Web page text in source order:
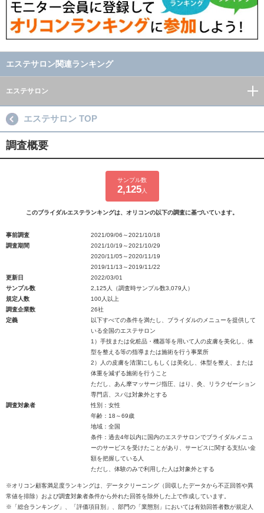
エステサロン関連ランキング
エステサロン
エステサロン TOP
調査概要
サンプル数
2,125人
このブライダルエステランキングは、オリコンの以下の調査に基づいています。
事前調査
2021/09/06～2021/10/18
調査期間
2021/10/19～2021/10/29
2020/11/05～2020/11/19
2019/11/13～2019/11/22
更新日
2022/03/01
サンプル数
2,125人（調査時サンプル数3,079人）
規定人数
100人以上
調査企業数
26社
定義
以下すべての条件を満たし、ブライダルのメニューを提供して
いる全国のエステサロン
1）手技または化粧品・機器等を用いて人の皮膚を美化し、体
型を整える等の指導または施術を行う事業所
2）人の皮膚を清潔にしもしくは美化し、体型を整え、または
体重を減ずる施術を行うこと
ただし、あん摩マッサージ指圧、はり、灸、リラクゼーション
専門店、スパは対象外とする
調査対象者
性別：女性
年齢：18～69歳
地域：全国
条件：過去4年以内に国内のエステサロンでブライダルメニュ
ーのサービスを受けたことがあり、サービスに関する支払い金
額を把握している人
ただし、体験のみで利用した人は対象外とする
※オリコン顧客満足度ランキングは、データクリーニング（回収したデータから不正回答や異
常値を排除）および調査対象者条件から外れた回答を除外した上で作成しています。
※「総合ランキング」、「評価項目別」、部門の「業態別」においては有効回答者数が規定人